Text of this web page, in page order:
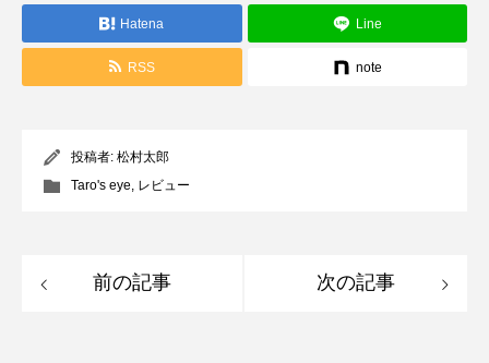
Hatena Line
RSS note
投稿者: 松村太郎
Taro's eye レビュー
前の記事 次の記事